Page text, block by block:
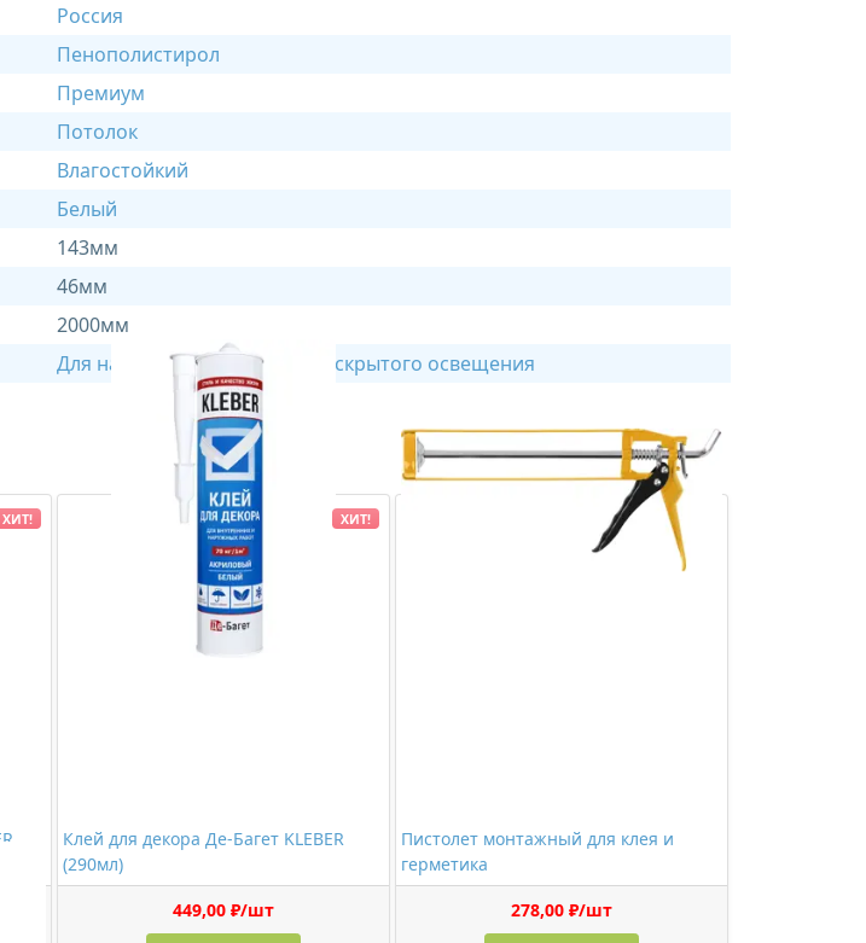
Россия
Пенополистирол
Премиум
Потолок
Влагостойкий
Белый
143мм
46мм
2000мм
Для натяжных потолков Для скрытого освещения
ХИТ!
Клей для декора Де-Багет KLEBER
(290мл)
449,00 ₽/шт
ХИТ!
Пистолет монтажный для клея и
герметика
278,00 ₽/шт